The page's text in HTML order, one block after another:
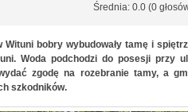
Średnia: 0.0 (0
bobry wybudowały tamę i
Woda podchodzi do posesji przy
zgodę na rozebranie tamy, a
szkodników.